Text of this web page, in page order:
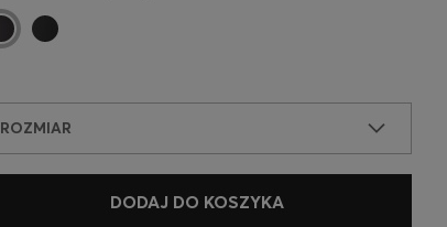
ROZMIAR
DODAJ DO KOSZYKA